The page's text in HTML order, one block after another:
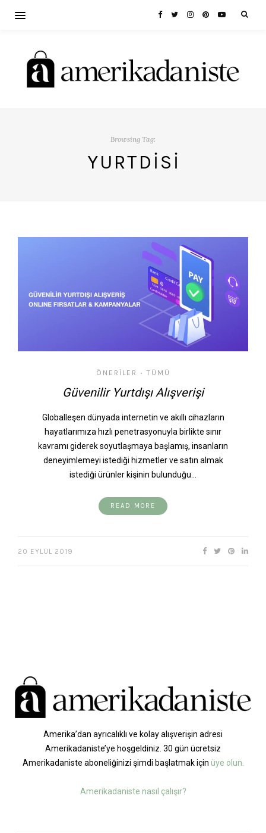
Browsing Tag:
YURTDISI
ÖNERILER • TÜMÜ
Güvenilir Yurtdışı Alışverişi
Globalleşen dünyada internetin ve akıllı cihazların
hayatlarımıza hızlı penetrasyonuyla birlikte sınır
kavramı giderek soyutlaşmaya başlamış, insanların
deneyimlemeyi istediği hizmetler ve satın almak
istediği ürünler kişinin bulunduğu…
READ MORE
20 EYLÜL 2019
Amerika’dan ayrıcalıklı ve kolay alışverişin adresi
Amerikadaniste’ye hoşgeldiniz. 30 gün ücretsiz
Amerikadaniste aboneliğinizi şimdi başlatmak için üye olun.
Amerikadaniste nasıl çalışır?